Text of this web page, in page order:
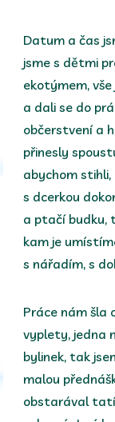
Datum a čas
jsme s dětmi
ekotýmem,
a dali se do
občerstvení a
přinesly
abychom
s dcerkou
a ptačí budku,
kam je
s nářadím, s
Práce nám šla
vyplety, jedna
bylinek, tak
malou
obstarával